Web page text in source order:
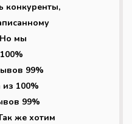
конкуренты,
Но мы
99%
100%
99%
же хотим